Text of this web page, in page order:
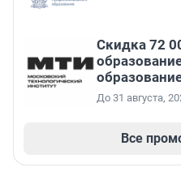
Скидка 72
До 31 августа,
Все